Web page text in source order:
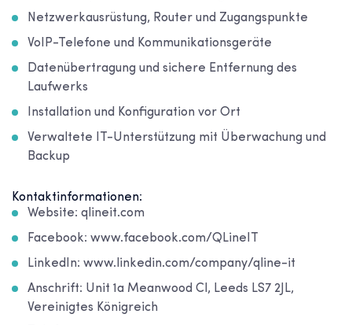
Netzwerkausrüstung, Router und Zugangspunkte
VoIP-Telefone und Kommunikationsgeräte
Datenübertragung und sichere Entfernung des
Laufwerks
Installation und Konfiguration vor Ort
Verwaltete IT-Unterstützung mit Überwachung und
Backup
Kontaktinformationen:
Website: qlineit.com
Facebook: www.facebook.com/QLineIT
LinkedIn: www.linkedin.com/company/qline-it
Anschrift: Unit 1a Meanwood Cl, Leeds LS7 2JL,
Vereinigtes Königreich